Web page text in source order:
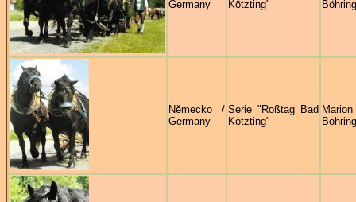
Germany
Kötzting"
Německo /
Germany
Serie "Roßtag Bad
Kötzting"
Marion